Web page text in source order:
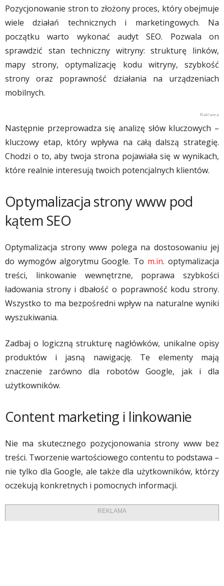
Pozycjonowanie stron to złożony proces, który obejmuje
wiele działań technicznych i marketingowych. Na
początku warto wykonać audyt SEO. Pozwala on
sprawdzić stan techniczny witryny: strukturę linków,
mapy strony, optymalizację kodu witryny, szybkość
strony oraz poprawność działania na urządzeniach
mobilnych.
Następnie przeprowadza się analizę słów kluczowych –
kluczowy etap, który wpływa na całą dalszą strategię.
Chodzi o to, aby twoja strona pojawiała się w wynikach,
które realnie interesują twoich potencjalnych klientów.
Optymalizacja strony www pod
kątem SEO
Optymalizacja strony www polega na dostosowaniu jej
do wymogów algorytmu Google. To m.in. optymalizacja
treści, linkowanie wewnętrzne, poprawa szybkości
ładowania strony i dbałość o poprawność kodu strony.
Wszystko to ma bezpośredni wpływ na naturalne wyniki
wyszukiwania.
Zadbaj o logiczną strukturę nagłówków, unikalne opisy
produktów i jasną nawigację. Te elementy mają
znaczenie zarówno dla robotów Google, jak i dla
użytkowników.
Content marketing i linkowanie
Nie ma skutecznego pozycjonowania strony www bez
treści. Tworzenie wartościowego contentu to podstawa –
nie tylko dla Google, ale także dla użytkowników, którzy
oczekują konkretnych i pomocnych informacji.
REKLAMA